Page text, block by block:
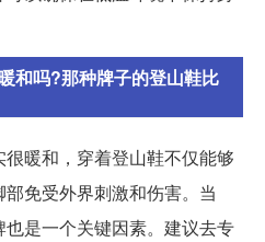
和吗?那种牌子的登山鞋比
暖和，穿着登山鞋不仅能够
免受外界刺激和伤害。当
是一个关键因素。建议去专